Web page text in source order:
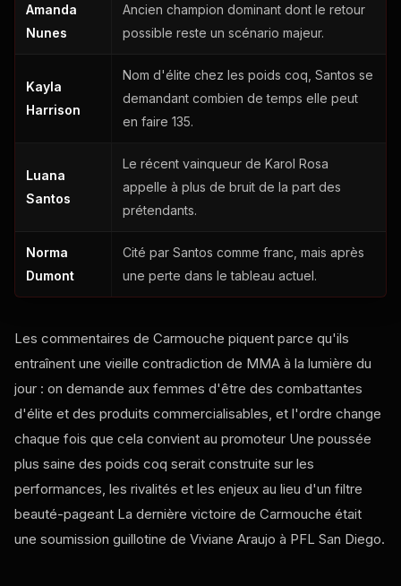
Amanda
Nunes
Ancien champion dominant dont le retour
possible reste un scénario majeur.
Kayla
Harrison
Nom d'élite chez les poids coq, Santos se
demandant combien de temps elle peut
en faire 135.
Luana
Santos
Le récent vainqueur de Karol Rosa
appelle à plus de bruit de la part des
prétendants.
Norma
Dumont
Cité par Santos comme franc, mais après
une perte dans le tableau actuel.
Les commentaires de Carmouche piquent parce qu'ils
entraînent une vieille contradiction de MMA à la lumière du
jour : on demande aux femmes d'être des combattantes
d'élite et des produits commercialisables, et l'ordre change
chaque fois que cela convient au promoteur Une poussée
plus saine des poids coq serait construite sur les
performances, les rivalités et les enjeux au lieu d'un filtre
beauté-pageant La dernière victoire de Carmouche était
une soumission guillotine de Viviane Araujo à PFL San Diego.